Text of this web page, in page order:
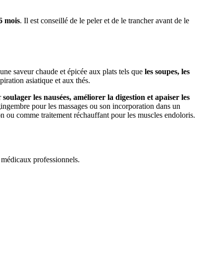
mois. Il est conseillé de le peler et de le trancher avant de le
saveur chaude et épicée aux plats tels que les soupes, les
asiatique et aux thés.
soulager les nausées, améliorer la digestion et apaiser les
pour les massages ou son incorporation dans un
ou comme traitement réchauffant pour les muscles endoloris.
professionnels.